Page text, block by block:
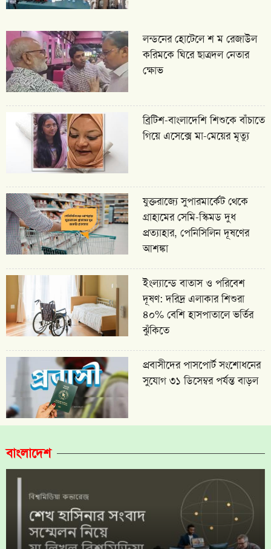
লন্ডনের হোটেলে শ ম রেজাউল
করিমকে ঘিরে ছাত্রদল নেতার
ক্ষোভ
ব্রিটিশ-বাংলাদেশি শিশুকে বাঁচাতে
গিয়ে এসেক্সে মা-মেয়ের মৃত্যু
যুক্তরাজ্যে সুপারমার্কেট থেকে
গ্রাহামের সেমি-স্কিমড দুধ
প্রত্যাহার, পেনিসিলিন দূষণের
আশঙ্কা
ইংল্যান্ডে বাতাস ও পরিবেশ
দূষণ: দরিদ্র এলাকার শিশুরা
৪০% বেশি হাসপাতালে ভর্তির
ঝুঁকিতে
প্রবাসীদের পাসপোর্ট সংশোধনের
সুযোগ ৩১ ডিসেম্বর পর্যন্ত বাড়ল
বাংলাদেশ